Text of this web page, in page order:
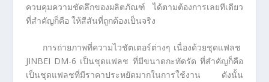
ควบคุมความชัดลึกของผลิตภัณฑ์ ได้ตามต้องการเลยทีเดียว
ที่สำคัญก็คือ ให้สีสันที่ถูกต้องเป็นจริง
การถ่ายภาพที่ความไวชัตเตอร์ต่างๆ เนื่องด้วยชุดแฟลช
JINBEI DM-6 เป็นชุดแฟลช ที่มีขนาดกะทัดรัด ที่สำคัญก็คือ
เป็นชุดแฟลชที่มีราคาประหยัดมากในการใช้งาน ดังนั้น